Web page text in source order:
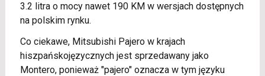
3.2 litra o mocy nawet 190 KM w wersjach dostępnych
na polskim rynku.
Co ciekawe, Mitsubishi Pajero w krajach
hiszpańskojęzycznych jest sprzedawany jako
Montero, ponieważ "pajero" oznacza w tym języku